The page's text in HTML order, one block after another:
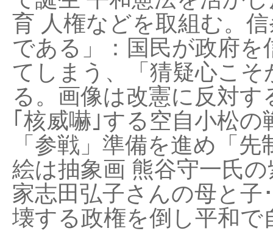
育 人権などを取組む。
である」：国民が政府
てしまう、「猜疑心こ
る。画像は改憲に反対
｢核威嚇｣する空自小松
「参戦」準備を進め「
絵は抽象画 熊谷守一氏
家志田弘子さんの母と子
壊する政権を倒し平和